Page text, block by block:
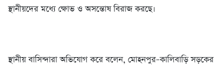
স্থানীয়দের মধ্যে ক্ষোভ ও অসন্তোষ বিরাজ করছে।
স্থানীয় বাসিন্দারা অভিযোগ করে বলেন, মোহনপুর–কালিবাড়ি সড়কের